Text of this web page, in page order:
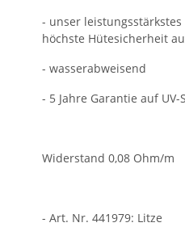
- unser
höchste Hütesicherheit
- wasserabweisend
- 5 Jahre Garantie auf
Widerstand 0,08 Ohm/m
- Art. Nr. 441979: Litze